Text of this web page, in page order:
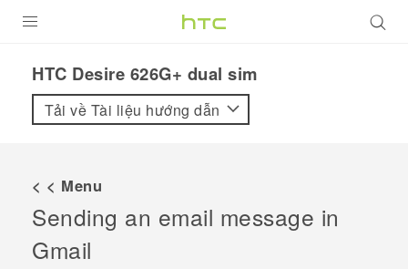
VIVE
VIVERSE
ỨNG DỤNG
HTC Desire 626G+ dual sim‎
Tải về Tài liệu hướng dẫn
< < Menu
Sending an email message in
Gmail